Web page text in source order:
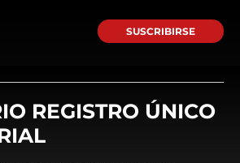
SUSCRIBIRSE
REGISTRO ÚNICO